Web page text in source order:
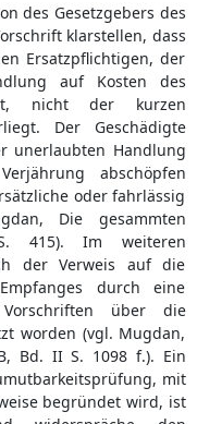
des Gesetzgebers des
klarstellen, dass
Ersatzpflichtigen, der
auf Kosten des
nicht der kurzen
Der Geschädigte
unerlaubten Handlung
abschöpfen
oder fahrlässig
Die gesammten
415). Im weiteren
der Verweis auf die
durch eine
über die
worden (vgl. Mugdan,
Bd. II S. 1098 f.). Ein
mit
begründet wird, ist